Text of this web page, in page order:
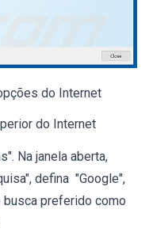
do Internet
do Internet
Na janela aberta,
defina "Google",
busca preferido como